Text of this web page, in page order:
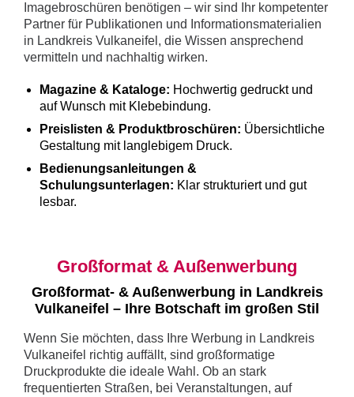
Imagebroschüren benötigen – wir sind Ihr kompetenter
Partner für Publikationen und Informationsmaterialien
in Landkreis Vulkaneifel, die Wissen ansprechend
vermitteln und nachhaltig wirken.
Magazine & Kataloge: Hochwertig gedruckt und
auf Wunsch mit Klebebindung.
Preislisten & Produktbroschüren: Übersichtliche
Gestaltung mit langlebigem Druck.
Bedienungsanleitungen &
Schulungsunterlagen: Klar strukturiert und gut
lesbar.
Großformat & Außenwerbung
Großformat- & Außenwerbung in Landkreis
Vulkaneifel – Ihre Botschaft im großen Stil
Wenn Sie möchten, dass Ihre Werbung in Landkreis
Vulkaneifel richtig auffällt, sind großformatige
Druckprodukte die ideale Wahl. Ob an stark
frequentierten Straßen, bei Veranstaltungen, auf